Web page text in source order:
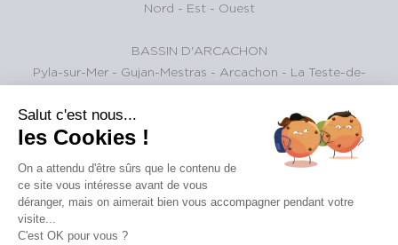
Nord - Est - Ouest
BASSIN D'ARCACHON
Pyla-sur-Mer - Gujan-Mestras - Arcachon - La Teste-de-
Buch
PARIS ET SA RÉGION
Salut c'est nous...
les Cookies !
On a attendu d'être sûrs que le contenu de
ce site vous intéresse avant de vous
déranger, mais on aimerait bien vous accompagner pendant votre
visite...
C'est OK pour vous ?